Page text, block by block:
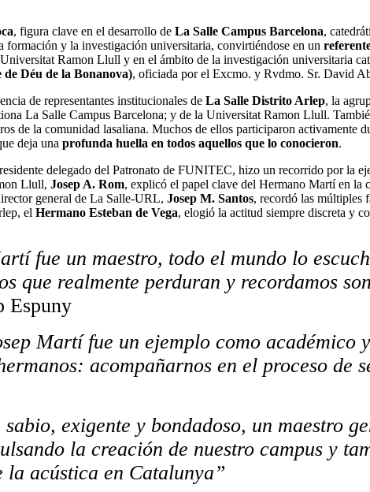
, figura clave en el desarrollo de La Salle Campus Barcelona,
formación y la investigación universitaria, convirtiéndose en un
Ramon Llull y en el ámbito de la investigación universitaria
Déu de la Bonanova), oficiada por el Excmo. y Rvdmo. Sr. David
de representantes institucionales de La Salle Distrito Arlep, la
La Salle Campus Barcelona; y de la Universitat Ramon Llull.
de la comunidad lasaliana. Muchos de ellos participaron activamente
deja una profunda huella en todos aquellos que lo conocieron.
delegado del Patronato de FUNITEC, hizo un recorrido por la
Llull, Josep A. Rom, explicó el papel clave del Hermano Martí en la
general de La Salle-URL, Josep M. Santos, recordó las múltiples
el Hermano Esteban de Vega, elogió la actitud siempre discreta y
fue un maestro, todo el mundo lo
que realmente perduran y recordamos
Espuny
Martí fue un ejemplo como académico
acompañarnos en el proceso de
exigente y bondadoso, un maestro
la creación de nuestro campus y
la acústica en Catalunya”